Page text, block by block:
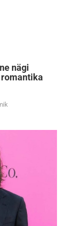
nägi
romantika